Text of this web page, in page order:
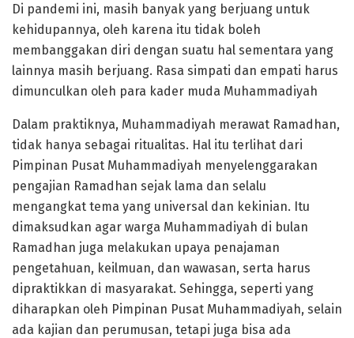
Di pandemi ini, masih banyak yang berjuang untuk
kehidupannya, oleh karena itu tidak boleh
membanggakan diri dengan suatu hal sementara yang
lainnya masih berjuang. Rasa simpati dan empati harus
dimunculkan oleh para kader muda Muhammadiyah
Dalam praktiknya, Muhammadiyah merawat Ramadhan,
tidak hanya sebagai ritualitas. Hal itu terlihat dari
Pimpinan Pusat Muhammadiyah menyelenggarakan
pengajian Ramadhan sejak lama dan selalu
mengangkat tema yang universal dan kekinian. Itu
dimaksudkan agar warga Muhammadiyah di bulan
Ramadhan juga melakukan upaya penajaman
pengetahuan, keilmuan, dan wawasan, serta harus
dipraktikkan di masyarakat. Sehingga, seperti yang
diharapkan oleh Pimpinan Pusat Muhammadiyah, selain
ada kajian dan perumusan, tetapi juga bisa ada